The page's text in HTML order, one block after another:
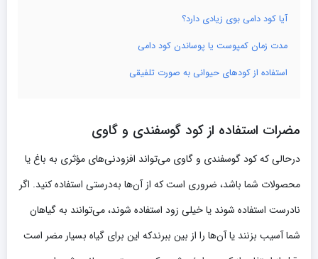
آیا کود دامی بوی زیادی دارد؟
مدت‌ زمان کمپوست یا پوساندن کود دامی
استفاده از کودهای حیوانی به صورت تلفیقی
مضرات استفاده از کود گوسفندی و گاوی
درحالی‌ که کود گوسفندی و گاوی می‌تواند افزودنی‌های مؤثری به باغ یا
محصولات شما باشد، ضروری است که از آن‌ها به‌درستی استفاده کنید. اگر
نادرست استفاده شوند یا خیلی زود استفاده شوند، می‌توانند به گیاهان
شما آسیب بزنند یا آن‌ها را از بین ببرندکه این برای گیاه بسیار مضر است